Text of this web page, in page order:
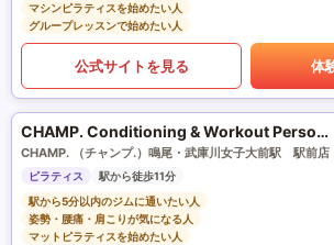
マシンピラティスを始めたい人
グループレッスンで始めたい人
公式サイトを見る 体
CHAMP. Conditioning & Workout Personal Gym(チャンプ. ｺﾝﾃﾞｨｼｮﾆﾝｸ＆ﾜｰｸｱｳﾄ ﾊﾟｰｿﾅﾙｼﾞﾑ)
CHAMP. （チャンプ.）鳴尾・武庫川女子大前駅 駅前店
ピラティス
駅から徒歩11分
駅から5分以内のジムに通いたい人
姿勢・腰痛・肩こりが気になる人
マットピラティスを始めたい人